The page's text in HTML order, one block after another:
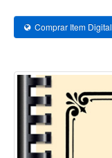
Comprar Item Digital